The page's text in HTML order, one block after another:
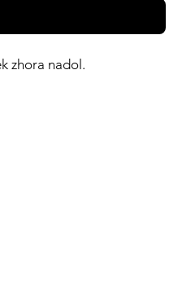
zhora nadol.